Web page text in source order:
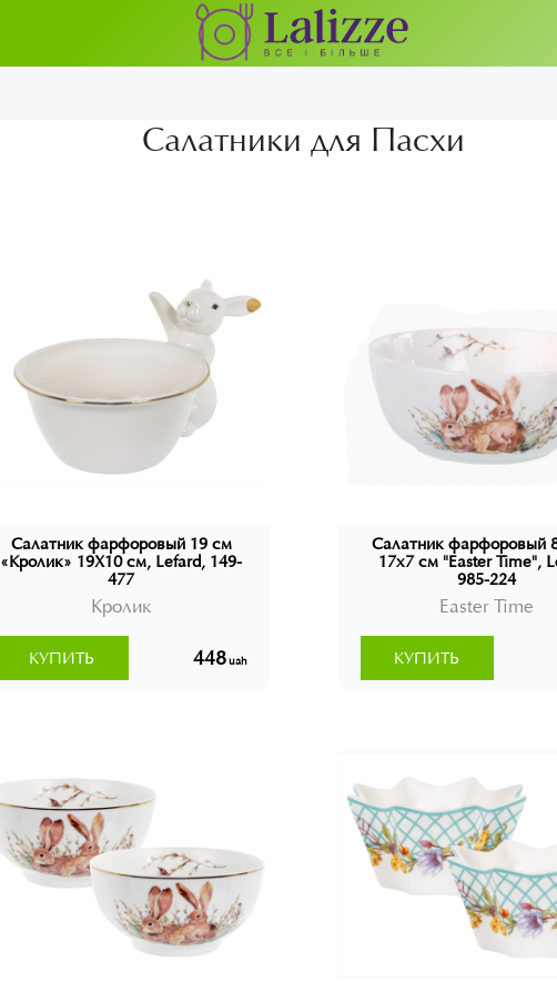
Салатники для Пасхи
Салатник фарфоровый 19 см
«Кролик» 19X10 см, Lefard, 149-
477
Кролик
448uah
КУПИТЬ
Салатник фарфоровый
17x7 см "Easter Time",
985-224
Easter Time
КУПИТЬ